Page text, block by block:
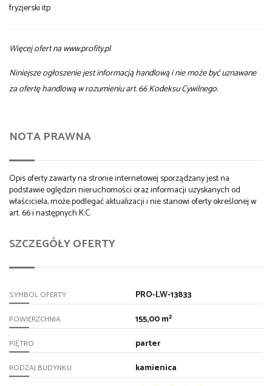
fryzjerski itp
Więcej ofert na www.profity.pl
Niniejsze ogłoszenie jest informacją handlową i nie może być uznawane
za ofertę handlową w rozumieniu art. 66 Kodeksu Cywilnego.
NOTA PRAWNA
Opis oferty zawarty na stronie internetowej sporządzany jest na
podstawie oględzin nieruchomości oraz informacji uzyskanych od
właściciela, może podlegać aktualizacji i nie stanowi oferty określonej w
art. 66 i następnych K.C.
SZCZEGÓŁY OFERTY
SYMBOL OFERTY PRO-LW-13833
POWIERZCHNIA 155,00 m²
PIĘTRO parter
RODZAJ BUDYNKU kamienica